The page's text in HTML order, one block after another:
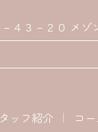
４３－２０ メゾ
ッフ紹介 コ